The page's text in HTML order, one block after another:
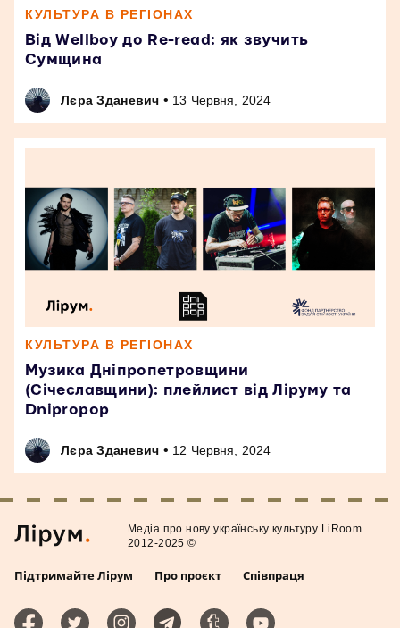
КУЛЬТУРА В РЕГІОНАХ
Від Wellboy до Re-read: як звучить
Сумщина
Лєра Зданевич • 13 Червня, 2024
КУЛЬТУРА В РЕГІОНАХ
Музика Дніпропетровщини
(Січеславщини): плейлист від Ліруму та
Dnipropop
Лєра Зданевич • 12 Червня, 2024
Підтримайте Лірум Про проєкт Співпраця
Медiа про нову українську культуру LiRoom
2012-2025 ©